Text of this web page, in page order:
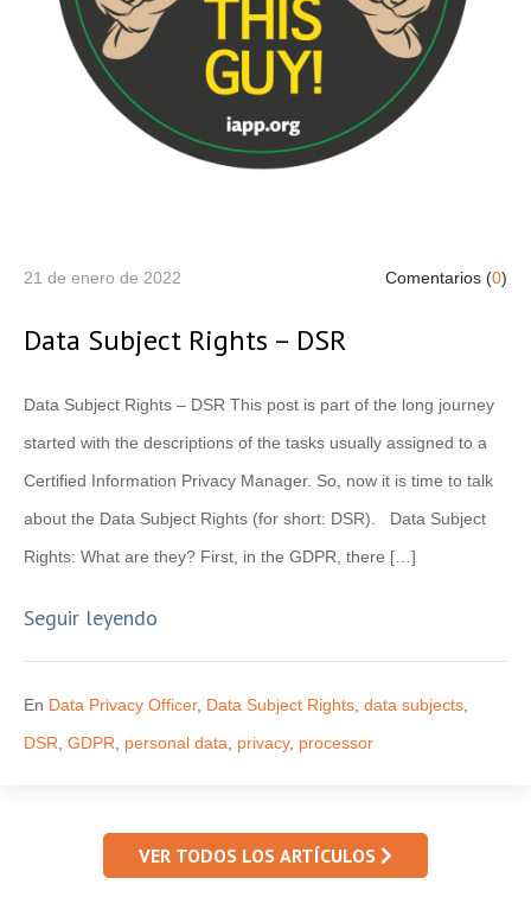
21 de enero de 2022 Comentarios (0)
Data Subject Rights – DSR
Data Subject Rights – DSR This post is part of the long journey
started with the descriptions of the tasks usually assigned to a
Certified Information Privacy Manager. So, now it is time to talk
about the Data Subject Rights (for short: DSR). Data Subject
Rights: What are they? First, in the GDPR, there […]
Seguir leyendo
En Data Privacy Officer, Data Subject Rights data subjects
DSR GDPR personal data privacy, processor
VER TODOS LOS ARTÍCULOS